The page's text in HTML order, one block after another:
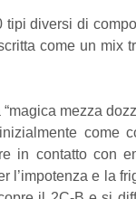
diversi di
come un mix
mezza
come
in contatto con
l’impotenza e la